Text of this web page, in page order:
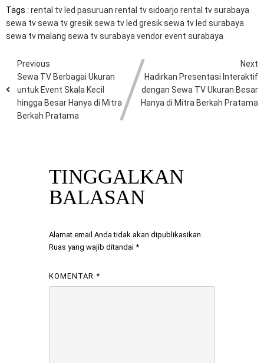
Tags : rental tv led pasuruan rental tv sidoarjo rental tv surabaya
sewa tvsewa tv gresiksewa tv led gresiksewa tv led surabaya
sewa tv malang sewa tv surabaya vendor event surabaya
Previous
Sewa TV Berbagai Ukuran
untuk Event Skala Kecil
hingga Besar Hanya di Mitra
Berkah Pratama
Next
Hadirkan Presentasi Interaktif
dengan Sewa TV Ukuran Besar
Hanya di Mitra Berkah Pratama
TINGGALKAN
BALASAN
Alamat email Anda tidak akan dipublikasikan.
Ruas yang wajib ditandai *
KOMENTAR *